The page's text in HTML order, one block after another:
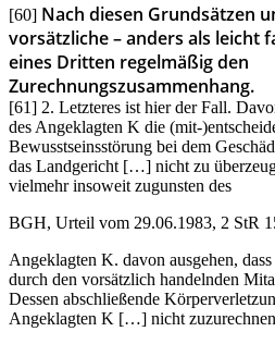
[60] Nach diesen Grundsätzen
vorsätzliche – anders als leicht
eines Dritten regelmäßig den
Zurechnungszusammenhang.
[61] 2. Letzteres ist hier der Fall.
des Angeklagten K die (mit-
Bewusstseinsstörung bei dem
das Landgericht […] nicht zu
vielmehr insoweit zugunsten des
BGH, Urteil vom 29.06.1983, 2 StR
Angeklagten K. davon ausgehen, dass
durch den vorsätzlich handelnden
Dessen abschließende
Angeklagten K […] nicht